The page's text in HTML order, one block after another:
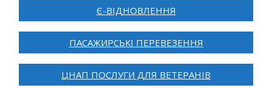
Є-ВІДНОВЛЕННЯ
ПАСАЖИРСЬКІ ПЕРЕВЕЗЕННЯ
ЦНАП ПОСЛУГИ ДЛЯ ВЕТЕРАНІВ